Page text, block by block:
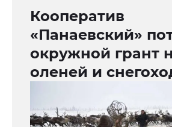
Кооператив
«Панаевский»
окружной грант
оленей и